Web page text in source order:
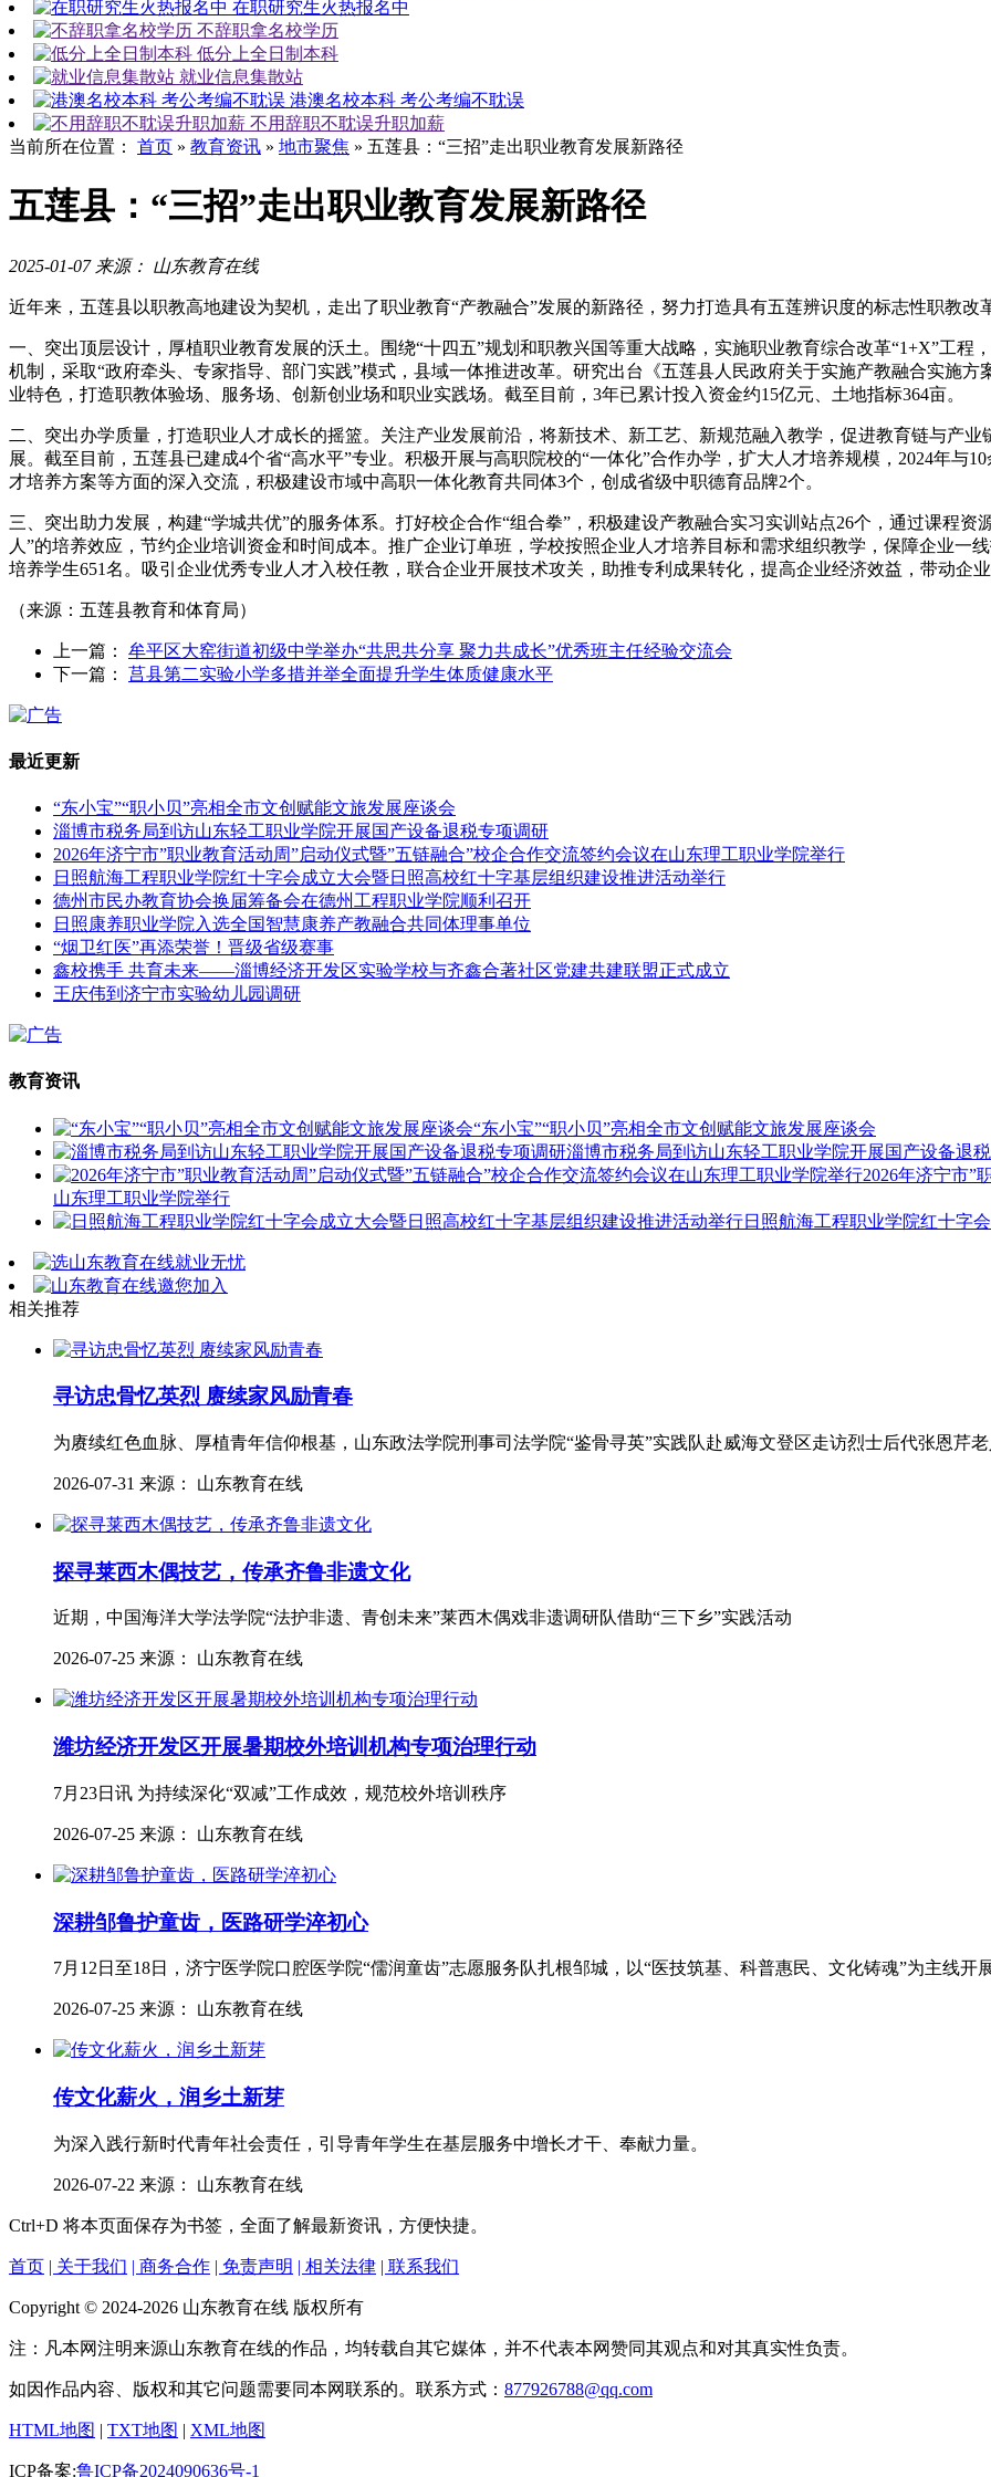
在职研究生火热报名中
不辞职拿名校学历
低分上全日制本科
就业信息集散站
港澳名校本科 考公考编不耽误
不用辞职不耽误升职加薪
当前所在位置： 首页 » 教育资讯 » 地市聚焦 » 五莲县：“三招”走出职业教育发展新路径
五莲县：“三招”走出职业教育发展新路径
2025-01-07 来源： 山东教育在线
近年来，五莲县以职教高地建设为契机，走出了职业教育“产教融合”发展的新路径，努力打造具有五莲辨识度的标志性职教改
一、突出顶层设计，厚植职业教育发展的沃土。围绕“十四五”规划和职教兴国等重大战略，实施职业教育综合改革“1+X”工程
机制，采取“政府牵头、专家指导、部门实践”模式，县域一体推进改革。研究出台《五莲县人民政府关于实施产教融合实施
业特色，打造职教体验场、服务场、创新创业场和职业实践场。截至目前，3年已累计投入资金约15亿元、土地指标364亩。
二、突出办学质量，打造职业人才成长的摇篮。关注产业发展前沿，将新技术、新工艺、新规范融入教学，促进教育链与产
展。截至目前，五莲县已建成4个省“高水平”专业。积极开展与高职院校的“一体化”合作办学，扩大人才培养规模，2024年与
才培养方案等方面的深入交流，积极建设市域中高职一体化教育共同体3个，创成省级中职德育品牌2个。
三、突出助力发展，构建“学城共优”的服务体系。打好校企合作“组合拳”，积极建设产教融合实习实训站点26个，通过课程
人”的培养效应，节约企业培训资金和时间成本。推广企业订单班，学校按照企业人才培养目标和需求组织教学，保障企业一
培养学生651名。吸引企业优秀专业人才入校任教，联合企业开展技术攻关，助推专利成果转化，提高企业经济效益，带动企业
（来源：五莲县教育和体育局）
上一篇： 牟平区大窑街道初级中学举办“共思共分享 聚力共成长”优秀班主任经验交流会
下一篇： 莒县第二实验小学多措并举全面提升学生体质健康水平
最近更新
“东小宝”“职小贝”亮相全市文创赋能文旅发展座谈会
淄博市税务局到访山东轻工职业学院开展国产设备退税专项调研
2026年济宁市”职业教育活动周”启动仪式暨”五链融合”校企合作交流签约会议在山东理工职业学院举行
日照航海工程职业学院红十字会成立大会暨日照高校红十字基层组织建设推进活动举行
德州市民办教育协会换届筹备会在德州工程职业学院顺利召开
日照康养职业学院入选全国智慧康养产教融合共同体理事单位
“烟卫红医”再添荣誉！晋级省级赛事
鑫校携手 共育未来——淄博经济开发区实验学校与齐鑫合著社区党建共建联盟正式成立
王庆伟到济宁市实验幼儿园调研
教育资讯
“东小宝”“职小贝”亮相全市文创赋能文旅发展座谈会
淄博市税务局到访山东轻工职业学院开展国产设备退
2026年济宁市”
山东理工职业学院举行
日照航海工程职业学院红十字
相关推荐
寻访忠骨忆英烈 赓续家风励青春
为赓续红色血脉、厚植青年信仰根基，山东政法学院刑事司法学院“鉴骨寻英”实践队赴威海文登区走访烈士后代张恩芹
2026-07-31 来源： 山东教育在线
探寻莱西木偶技艺，传承齐鲁非遗文化
近期，中国海洋大学法学院“法护非遗、青创未来”莱西木偶戏非遗调研队借助“三下乡”实践活动
2026-07-25 来源： 山东教育在线
潍坊经济开发区开展暑期校外培训机构专项治理行动
7月23日讯 为持续深化“双减”工作成效，规范校外培训秩序
2026-07-25 来源： 山东教育在线
深耕邹鲁护童齿，医路研学淬初心
7月12日至18日，济宁医学院口腔医学院“儒润童齿”志愿服务队扎根邹城，以“医技筑基、科普惠民、文化铸魂”为主线开
2026-07-25 来源： 山东教育在线
传文化薪火，润乡土新芽
为深入践行新时代青年社会责任，引导青年学生在基层服务中增长才干、奉献力量。
2026-07-22 来源： 山东教育在线
Ctrl+D 将本页面保存为书签，全面了解最新资讯，方便快捷。
首页 | 关于我们 | 商务合作 | 免责声明 | 相关法律 | 联系我们
Copyright © 2024-2026 山东教育在线 版权所有
注：凡本网注明来源山东教育在线的作品，均转载自其它媒体，并不代表本网赞同其观点和对其真实性负责。
如因作品内容、版权和其它问题需要同本网联系的。联系方式： 877926788@qq.com
HTML地图 | TXT地图 | XML地图
ICP备案:鲁ICP备2024090636号-1